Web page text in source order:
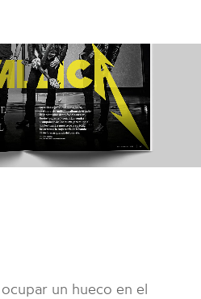
un hueco en el